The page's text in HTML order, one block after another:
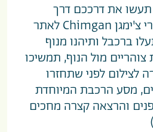
את דרככם דרך
העמקים הצרים של הרי צ'ימגן Chimgan לאתר
ברכבל ותיהנו מנוף
מול הנוף, תמשיכו
לצילום לפני שתחזרו
מסע הרכבת המיוחדת
והרצאה קצרה מחכים